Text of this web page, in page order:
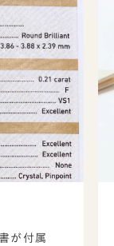
が付属